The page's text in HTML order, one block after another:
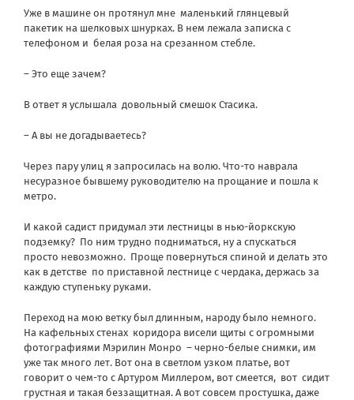
Уже в машине он протянул мне маленький глянцевый
пакетик на шелковых шнурках. В нем лежала записка с
телефоном и белая роза на срезанном стебле.
– Это еще зачем?
В ответ я услышала довольный смешок Стасика.
– А вы не догадываетесь?
Через пару улиц я запросилась на волю. Что-то наврала
несуразное бывшему руководителю на прощание и пошла к
метро.
И какой садист придумал эти лестницы в нью-йоркскую
подземку? По ним трудно подниматься, ну а спускаться
просто невозможно. Проще повернуться спиной и делать это
как в детстве по приставной лестнице с чердака, держась за
каждую ступеньку руками.
Переход на мою ветку был длинным, народу было немного.
На кафельных стенах коридора висели щиты с огромными
фотографиями Мэрилин Монро – черно-белые снимки, им
уже так много лет. Вот она в светлом узком платье, вот
говорит о чем-то с Артуром Миллером, вот смеется, вот сидит
грустная и такая беззащитная. А вот совсем простушка, даже